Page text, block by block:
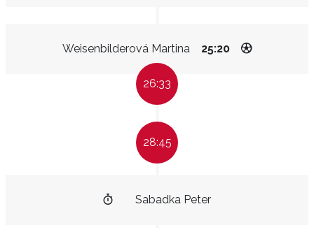
Weisenbilderová Martina 25:20
26:33
28:45
Sabadka Peter